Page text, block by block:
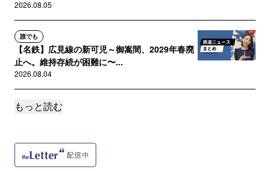
2026.08.05
誰でも
【名鉄】広見線の新可児～御嵩間、2029年春廃
止へ。維持存続が困難に〜...
2026.08.04
誰でも
2026.08.03
もっと読む